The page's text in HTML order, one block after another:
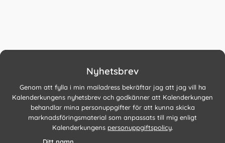
Nyhetsbrev
Genom att fylla i min mailadress bekräftar jag att jag vill ha
Kalenderkungens nyhetsbrev och godkänner att Kalenderkungen
behandlar mina personuppgifter för att kunna skicka
marknadsföringsmaterial som anpassats till mig enligt
Kalenderkungens personuppgiftspolicy.